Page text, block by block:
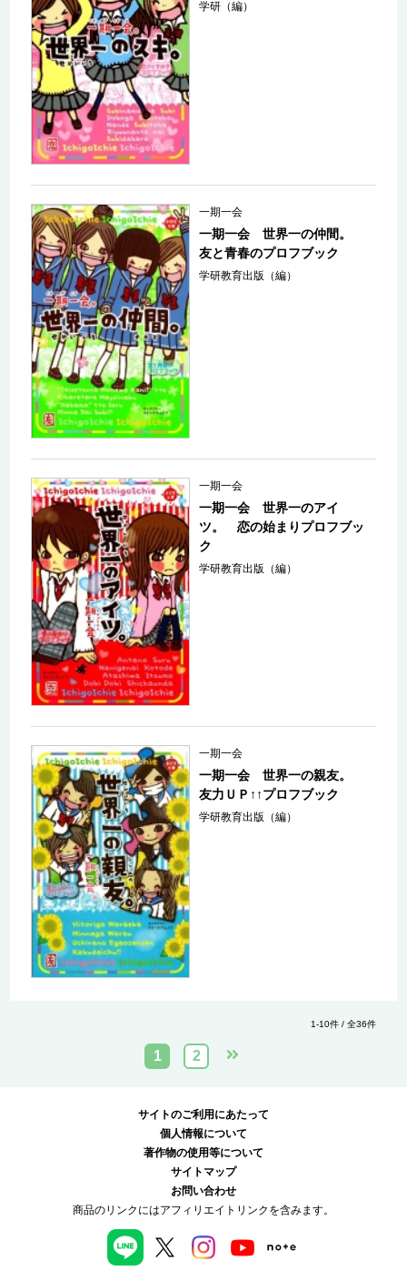
学研（編）
一期一会
一期一会 世界一の仲間。
友と青春のプロフブック
学研教育出版（編）
一期一会
一期一会 世界一のアイ
ツ。 恋の始まりプロフブッ
ク
学研教育出版（編）
一期一会
一期一会 世界一の親友。
友力ＵＰ↑↑プロフブック
学研教育出版（編）
1-10件 / 全36件
1 2
サイトのご利用にあたって
個人情報について
著作物の使用等について
サイトマップ
お問い合わせ
商品のリンクにはアフィリエイトリンクを含みます。